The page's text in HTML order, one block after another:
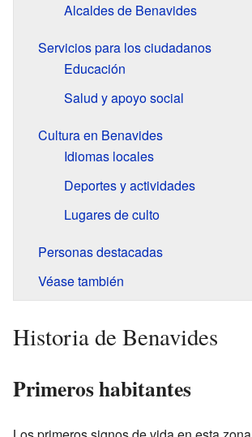
Alcaldes de Benavides
Servicios para los ciudadanos
Educación
Salud y apoyo social
Cultura en Benavides
Idiomas locales
Deportes y actividades
Lugares de culto
Personas destacadas
Véase también
Historia de Benavides
Primeros habitantes